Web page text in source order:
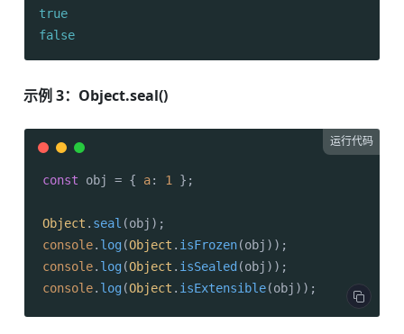
true
false
示例 3：Object.seal()
运行代码
const obj = { a: 1 };
Object . seal
console. log(Object . isFrozen
console. log(Object . isSealed
console. log(Object . isExtensible(obj));